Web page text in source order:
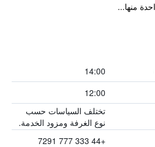
14:00
12:00
تختلف السياسات حسب
نوع الغرفة ومزود الخدمة.
+44 333 777 7291